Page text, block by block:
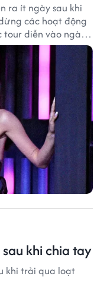
ra ít ngày sau khi
các hoạt động
diễn vào ngày
khi chia tay
khi trải qua loạt